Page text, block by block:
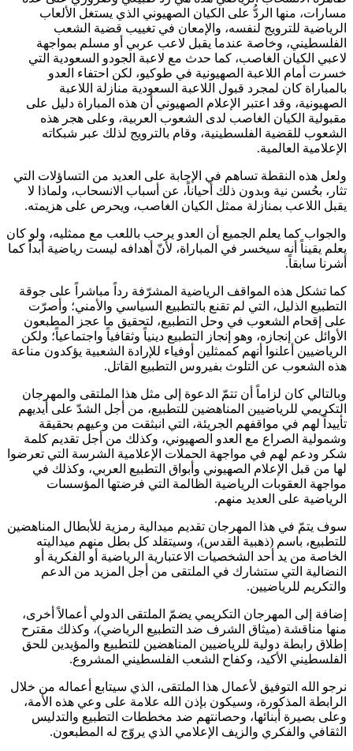
مسارات، منها الردُّ على الكيان الصهيوني الذي يستغل الألعاب
الرياضية للترويج لنفسه، والإمعان في تغييب قضية الشعب
الفلسطيني، وخاصة عندما يقبل لاعب عربي أو مسلم بمواجهة
لاعبي الكيان الغاصب، كما حدث مع لاعبة الجودو السعودية التي
خسرت أمام اللاعبة الصهيونية في طوكيو، لكن احتفاء العدو
بالمباراة كان لمجرد قبول اللاعبة السعودية منازلة اللاعبة
الصهيونية، وقد اعتبر الإعلام الصهيوني أن هذه المباراة دليل على
مقبولية الكيان الغاصب لدى الشعوب العربية، وعلى هجر هذه
الشعوب للقضية الفلسطينية، وقام بالترويج لذلك عبر شبكاته
الإعلامية العالمية.
ولعل هذه النقطة تساهم في الإجابة على العديد من التساؤلات التي
تثار، بحُسن نية وبدون ذلك أحياناً، عن أسباب الانسحاب، ولماذا لا
يقبل اللاعب بمنازلة ممثل الكيان الغاصب، ويحرص على هزيمته.
والجواب كما يعلم الجميع أن العدو يرحب باللعب مع ممثليه، ولو كان
يعلم يقيناً أنه سيخسر في المباراة، لأنّ أهدافه ليست رياضية أبداً كما
أشرنا سابقاً.
كما تشكل هذه المواقف الرياضية المشرّفة رداً مباشراً على جوقة
التطبيع الذليل، التي لم تقنع بالتطبيع السياسي والأمني؛ وأصرّت
على إقحام الشعوب في وحل التطبيع، لتحقيق ما عجز المطبعون
الأوائل عن إنجازه، وهو إنجاز التطبيع دينياً وثقافياً واجتماعياً؛ ولكن
الرياضيين أعلنوا أنهم كممثلين أوفياء للإرادة الشعبية يؤكدون مناعة
هذه الشعوب عن التلوث بفيروس التطبيع القاتل.
وبالتالي كان لزاماً أن تتمّ الدعوة إلى مثل هذا الملتقى والمهرجان
التكريمي للرياضيين المناهضين للتطبيع، من أجل الشدّ على أيديهم
تأييداً لهم في مواقفهم الجريئة، التي انبثقت من وعيهم بحقيقة
وشمولية الصراع مع العدو الصهيوني، وكذلك من أجل تقديم كلمة
شكر ودعم لهم في مواجهة الحملات الإعلامية الشرسة التي تعرضوا
لها من قبل الإعلام الصهيوني وأبواق التطبيع العربي، وكذلك في
مواجهة العقوبات الرياضية الظالمة التي فرضتها المؤسسات
الرياضية على العديد منهم.
سوف يتمّ في هذا المهرجان تقديم ميدالية رمزية للأبطال المناهضين
للتطبيع، باسم (ذهبية القدس)، وسيتقلد كل بطل منهم ميداليته
الخاصة من يد أحد الشخصيات الاعتبارية الرياضية أو الفكرية أو
النضالية التي ستشارك في الملتقى من أجل المزيد من الدعم
والتكريم للرياضيين.
إضافة إلى المهرجان التكريمي يضمّ الملتقى الدولي أعمالاً أخرى،
منها مناقشة (ميثاق الشرف ضد التطبيع الرياضي)، وكذلك مقترح
إطلاق رابطة دولية للرياضيين المناهضين للتطبيع والمؤيدين للحق
الفلسطيني الأكيد، وكفاح الشعب الفلسطيني المشروع.
نرجو الله التوفيق لأعمال هذا الملتقى، الذي سيتابع أعماله من خلال
الرابطة المذكورة، وسيكون بإذن الله علامة على وعي هذه الأمة،
وعلى بصيرة أبنائها، وحصانتهم ضد مخططات التطبيع والتدليس
الثقافي والفكري والزيف الإعلامي الذي يروّج له المطبعون.